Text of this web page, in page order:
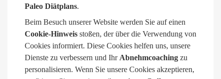
Paleo Diätplans.
Beim Besuch unserer Website werden Sie auf einen
Cookie-Hinweis stoßen, der über die Verwendung von
Cookies informiert. Diese Cookies helfen uns, unsere
Dienste zu verbessern und Ihr Abnehmcoaching zu
personalisieren. Wenn Sie unsere Cookies akzeptieren,